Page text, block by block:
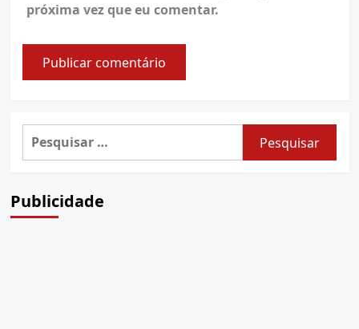
próxima vez que eu comentar.
Pesquisar
Publicidade